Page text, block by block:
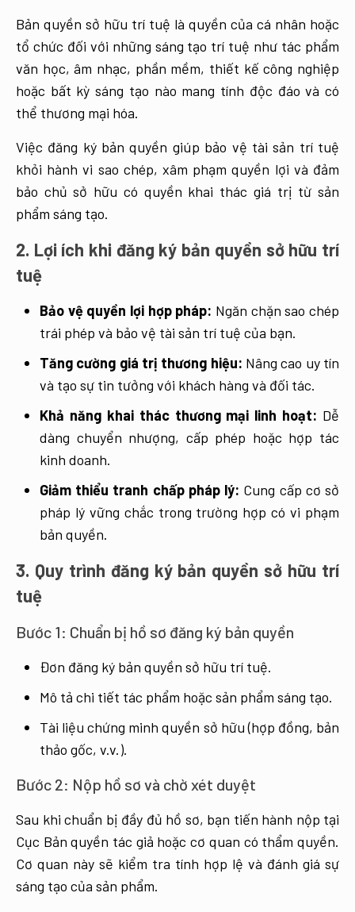
Bản quyền sở hữu trí tuệ là quyền của cá nhân hoặc
tổ chức đối với những sáng tạo trí tuệ như tác phẩm
văn học, âm nhạc, phần mềm, thiết kế công nghiệp
hoặc bất kỳ sáng tạo nào mang tính độc đáo và có
thể thương mại hóa.
Việc đăng ký bản quyền giúp bảo vệ tài sản trí tuệ
khỏi hành vi sao chép, xâm phạm quyền lợi và đảm
bảo chủ sở hữu có quyền khai thác giá trị từ sản
phẩm sáng tạo.
2. Lợi ích khi đăng ký bản quyền sở hữu trí
tuệ
Bảo vệ quyền lợi hợp pháp: Ngăn chặn sao chép
trái phép và bảo vệ tài sản trí tuệ của bạn.
Tăng cường giá trị thương hiệu: Nâng cao uy tín
và tạo sự tin tưởng với khách hàng và đối tác.
Khả năng khai thác thương mại linh hoạt: Dễ
dàng chuyển nhượng, cấp phép hoặc hợp tác
kinh doanh.
Giảm thiểu tranh chấp pháp lý: Cung cấp cơ sở
pháp lý vững chắc trong trường hợp có vi phạm
bản quyền.
3. Quy trình đăng ký bản quyền sở hữu trí
tuệ
Bước 1: Chuẩn bị hồ sơ đăng ký bản quyền
Đơn đăng ký bản quyền sở hữu trí tuệ.
Mô tả chi tiết tác phẩm hoặc sản phẩm sáng tạo.
Tài liệu chứng minh quyền sở hữu (hợp đồng, bản
thảo gốc, v.v.).
Bước 2: Nộp hồ sơ và chờ xét duyệt
Sau khi chuẩn bị đầy đủ hồ sơ, bạn tiến hành nộp tại
Cục Bản quyền tác giả hoặc cơ quan có thẩm quyền.
Cơ quan này sẽ kiểm tra tính hợp lệ và đánh giá sự
sáng tạo của sản phẩm.